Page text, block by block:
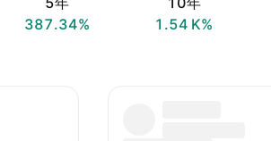
387.34%
‪1.54 K‬%